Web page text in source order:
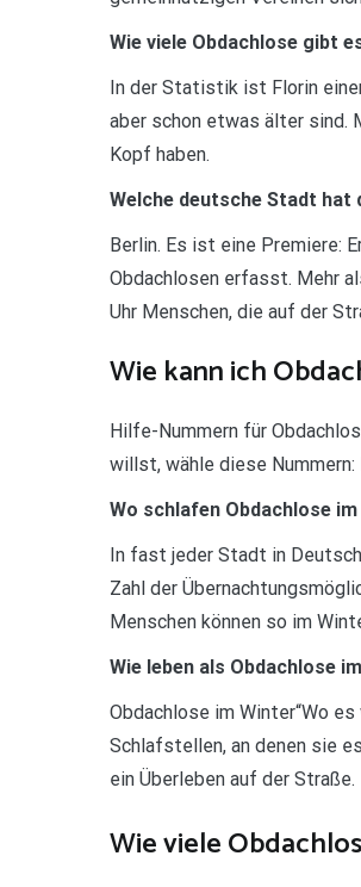
Wie viele Obdachlose gibt
In der Statistik ist Florin
aber schon etwas älter sind.
Kopf haben.
Welche deutsche Stadt hat
Berlin. Es ist eine Premiere:
Obdachlosen erfasst. Mehr
Uhr Menschen, die auf der
Wie kann ich
Hilfe-Nummern für
willst, wähle diese Nummern:
Wo schlafen Obdachlose
In fast jeder Stadt in
Zahl der
Menschen können so im
Wie leben als Obdachlose
Obdachlose im Winter“Wo
Schlafstellen, an denen sie
ein Überleben auf der Straße.
Wie viele